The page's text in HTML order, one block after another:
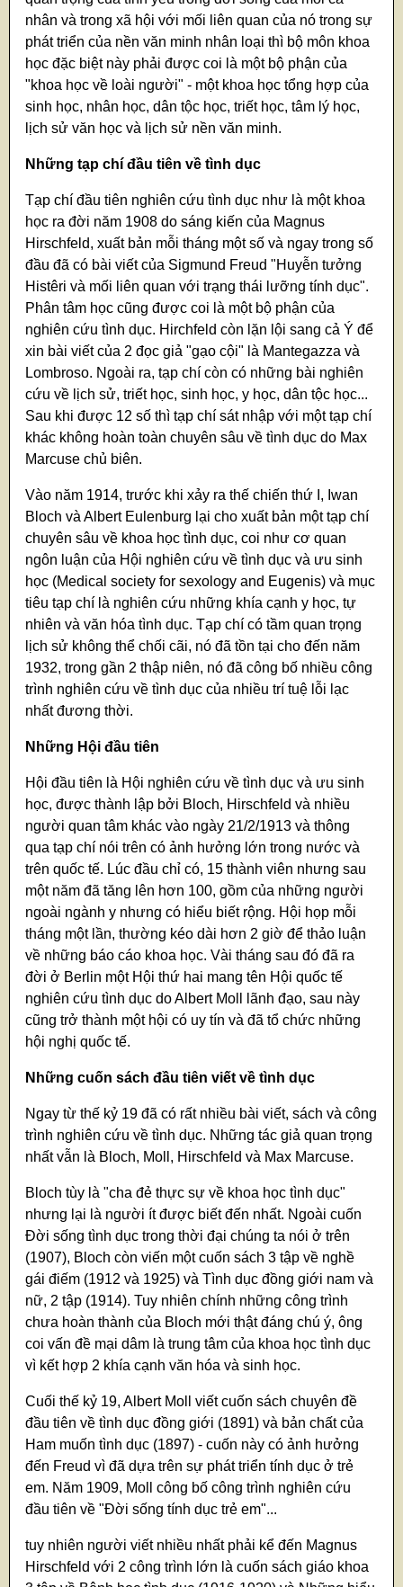
nhân và trong xã hội với mối liên quan của nó trong sự
phát triển của nền văn minh nhân loại thì bộ môn khoa
học đặc biệt này phải được coi là một bộ phận của
"khoa học về loài người" - một khoa học tổng hợp của
sinh học, nhân học, dân tộc học, triết học, tâm lý học,
lịch sử văn học và lịch sử nền văn minh.
Những tạp chí đầu tiên về tình dục
Tạp chí đầu tiên nghiên cứu tình dục như là một khoa
học ra đời năm 1908 do sáng kiến của Magnus
Hirschfeld, xuất bản mỗi tháng một số và ngay trong số
đầu đã có bài viết của Sigmund Freud "Huyễn tưởng
Histêri và mối liên quan với trạng thái lưỡng tính dục".
Phân tâm học cũng được coi là một bộ phận của
nghiên cứu tình dục. Hirchfeld còn lặn lội sang cả Ý để
xin bài viết của 2 đọc giả "gạo cội" là Mantegazza và
Lombroso. Ngoài ra, tạp chí còn có những bài nghiên
cứu về lịch sử, triết học, sinh học, y học, dân tộc học...
Sau khi được 12 số thì tạp chí sát nhập với một tạp chí
khác không hoàn toàn chuyên sâu về tình dục do Max
Marcuse chủ biên.
Vào năm 1914, trước khi xảy ra thế chiến thứ I, Iwan
Bloch và Albert Eulenburg lại cho xuất bản một tạp chí
chuyên sâu về khoa học tình dục, coi như cơ quan
ngôn luận của Hội nghiên cứu về tình dục và ưu sinh
học (Medical society for sexology and Eugenis) và mục
tiêu tạp chí là nghiên cứu những khía cạnh y học, tự
nhiên và văn hóa tình dục. Tạp chí có tầm quan trọng
lịch sử không thể chối cãi, nó đã tồn tại cho đến năm
1932, trong gần 2 thập niên, nó đã công bố nhiều công
trình nghiên cứu về tình dục của nhiều trí tuệ lỗi lạc
nhất đương thời.
Những Hội đầu tiên
Hội đầu tiên là Hội nghiên cứu về tình dục và ưu sinh
học, được thành lập bởi Bloch, Hirschfeld và nhiều
người quan tâm khác vào ngày 21/2/1913 và thông
qua tạp chí nói trên có ảnh hưởng lớn trong nước và
trên quốc tế. Lúc đầu chỉ có, 15 thành viên nhưng sau
một năm đã tăng lên hơn 100, gồm của những người
ngoài ngành y nhưng có hiểu biết rộng. Hội họp mỗi
tháng một lần, thường kéo dài hơn 2 giờ để thảo luận
về những báo cáo khoa học. Vài tháng sau đó đã ra
đời ở Berlin một Hội thứ hai mang tên Hội quốc tế
nghiên cứu tình dục do Albert Moll lãnh đạo, sau này
cũng trở thành một hội có uy tín và đã tổ chức những
hội nghị quốc tế.
Những cuốn sách đầu tiên viết về tình dục
Ngay từ thế kỷ 19 đã có rất nhiều bài viết, sách và công
trình nghiên cứu về tình dục. Những tác giả quan trọng
nhất vẫn là Bloch, Moll, Hirschfeld và Max Marcuse.
Bloch tùy là "cha đẻ thực sự về khoa học tình dục"
nhưng lại là người ít được biết đến nhất. Ngoài cuốn
Đời sống tình dục trong thời đại chúng ta nói ở trên
(1907), Bloch còn viến một cuốn sách 3 tập về nghề
gái điếm (1912 và 1925) và Tình dục đồng giới nam và
nữ, 2 tập (1914). Tuy nhiên chính những công trình
chưa hoàn thành của Bloch mới thật đáng chú ý, ông
coi vấn đề mại dâm là trung tâm của khoa học tình dục
vì kết hợp 2 khía cạnh văn hóa và sinh học.
Cuối thế kỷ 19, Albert Moll viết cuốn sách chuyên đề
đầu tiên về tình dục đồng giới (1891) và bản chất của
Ham muốn tình dục (1897) - cuốn này có ảnh hưởng
đến Freud vì đã dựa trên sự phát triển tính dục ở trẻ
em. Năm 1909, Moll công bố công trình nghiên cứu
đầu tiên về "Đời sống tính dục trẻ em"...
tuy nhiên người viết nhiều nhất phải kể đến Magnus
Hirschfeld với 2 công trình lớn là cuốn sách giáo khoa